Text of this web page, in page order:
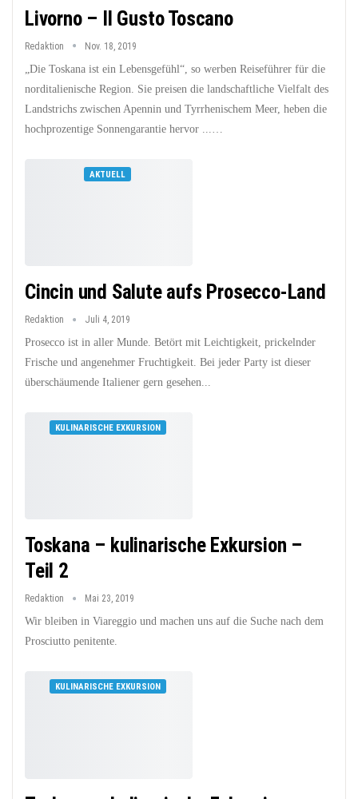
Livorno – Il Gusto Toscano
Redaktion Nov. 18, 2019
„Die Toskana ist ein Lebensgefühl“, so werben Reiseführer für die
norditalienische Region. Sie preisen die landschaftliche Vielfalt des
Landstrichs zwischen Apennin und Tyrrhenischem Meer, heben die
hochprozentige Sonnengarantie hervor ...…
AKTUELL
Cincin und Salute aufs Prosecco-Land
Redaktion Juli 4, 2019
Prosecco ist in aller Munde. Betört mit Leichtigkeit, prickelnder
Frische und angenehmer Fruchtigkeit. Bei jeder Party ist dieser
überschäumende Italiener gern gesehen...
KULINARISCHE EXKURSION
Toskana – kulinarische Exkursion –
Teil 2
Redaktion Mai 23, 2019
Wir bleiben in Viareggio und machen uns auf die Suche nach dem
Prosciutto penitente.
KULINARISCHE EXKURSION